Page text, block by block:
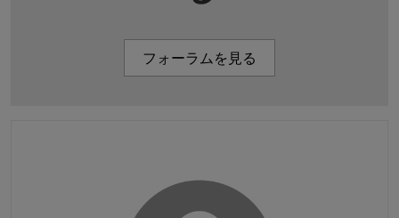
フォーラムを見る